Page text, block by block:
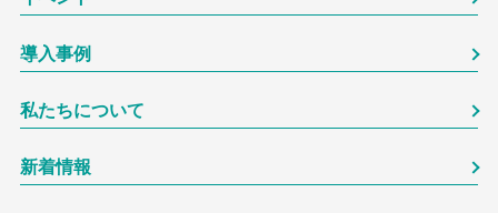
導入事例
私たちについて
新着情報